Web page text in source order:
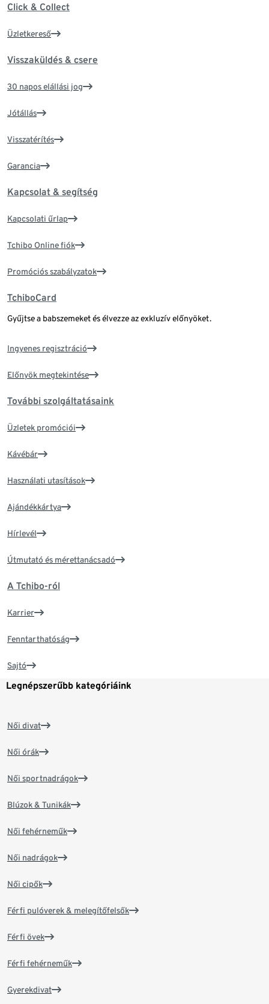
Click & Collect
Üzletkereső
Visszaküldés & csere
30 napos elállási jog
Jótállás
Visszatérítés
Garancia
Kapcsolat & segítség
Kapcsolati űrlap
Tchibo Online fiók
Promóciós szabályzatok
TchiboCard
Gyűjtse a babszemeket és élvezze az exkluzív előnyöket.
Ingyenes regisztráció
Előnyök megtekintése
További szolgáltatásaink
Üzletek promóciói
Kávébár
Használati utasítások
Ajándékkártya
Hírlevél
Útmutató és mérettanácsadó
A Tchibo-ról
Karrier
Fenntarthatóság
Sajtó
Legnépszerűbb kategóriáink
Női divat
Női órák
Női sportnadrágok
Blúzok & Tunikák
Női fehérneműk
Női nadrágok
Női cipők
Férfi pulóverek & melegítőfelsők
Férfi övek
Férfi fehérneműk
Gyerekdivat